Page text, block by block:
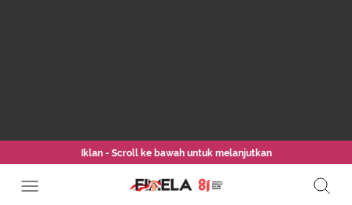
Iklan - Scroll ke bawah untuk melanjutkan